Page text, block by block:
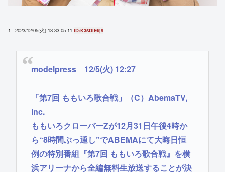
1 : 2023/12/05(火) 13:33:05.11 ID:K3sDIE6j9
modelpress 12/5(火) 12:27
「第7回 ももいろ歌合戦」（C）AbemaTV,
Inc.
ももいろクローバーZが12月31日午後4時か
ら“8時間ぶっ通し”でABEMAにて大晦日恒
例の特別番組『第7回 ももいろ歌合戦』を横
浜アリーナから全編無料生放送することが決